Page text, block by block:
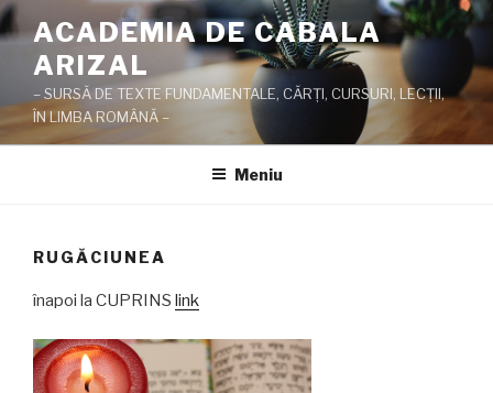
Sari
la
conținut
ACADEMIA DE CABALA
ARIZAL
– SURSĂ DE TEXTE FUNDAMENTALE, CĂRŢI, CURSURI, LECŢII,
ÎN LIMBA ROMÂNĂ –
Meniu
RUGĂCIUNEA
înapoi la CUPRINS link